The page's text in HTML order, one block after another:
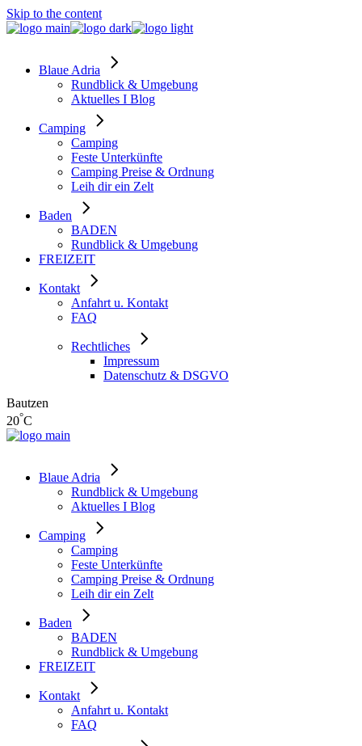
Skip to the content
Blaue Adria
Rundblick & Umgebung
Aktuelles I Blog
Camping
Camping
Feste Unterkünfte
Camping Preise & Ordnung
Leih dir ein Zelt
Baden
BADEN
Rundblick & Umgebung
FREIZEIT
Kontakt
Anfahrt u. Kontakt
FAQ
Rechtliches
Impressum
Datenschutz & DSGVO
Bautzen
20°C
Blaue Adria
Rundblick & Umgebung
Aktuelles I Blog
Camping
Camping
Feste Unterkünfte
Camping Preise & Ordnung
Leih dir ein Zelt
Baden
BADEN
Rundblick & Umgebung
FREIZEIT
Kontakt
Anfahrt u. Kontakt
FAQ